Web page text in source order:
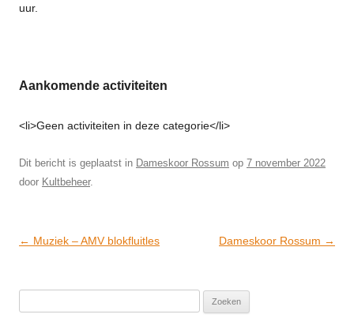
uur.
Aankomende activiteiten
<li>Geen activiteiten in deze categorie</li>
Dit bericht is geplaatst in Dameskoor Rossum op 7 november 2022
door Kultbeheer.
Post
← Muziek – AMV blokfluitles Dameskoor Rossum →